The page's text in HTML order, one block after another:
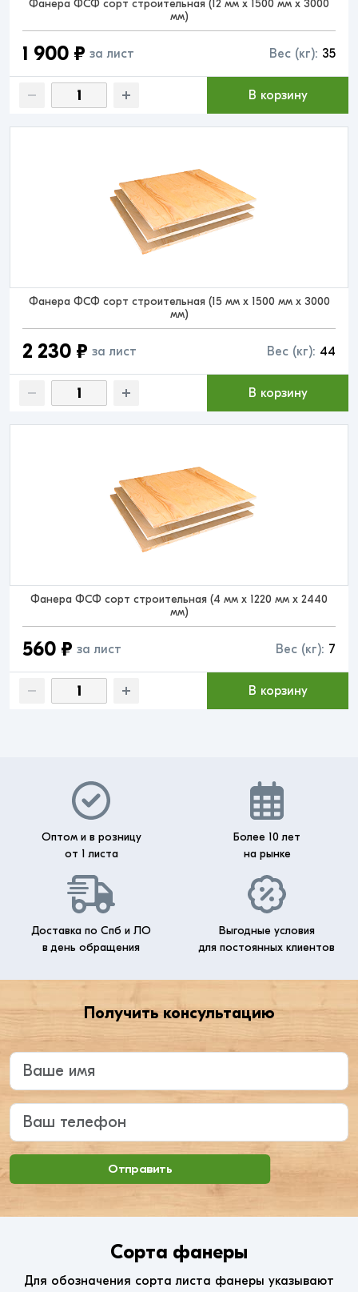
Фанера ФСФ сорт строительная (12 мм x 1500 мм x 3000
мм)
1 900 ₽ за лист Вес (кг): 35
В корзину
Фанера ФСФ сорт строительная (15 мм x 1500 мм x 3000
мм)
2 230 ₽ за лист Вес (кг): 44
В корзину
Фанера ФСФ сорт строительная (4 мм x 1220 мм x 2440
мм)
560 ₽ за лист Вес (кг): 7
В корзину
Оптом и в розницу
от 1 листа
Более 10 лет
на рынке
Доставка по Спб и ЛО
в день обращения
Выгодные условия
для постоянных клиентов
Получить консультацию
Введите ваше имя
Ваш телефон
Отправить
Сорта фанеры
Для обозначения сорта листа фанеры указывают